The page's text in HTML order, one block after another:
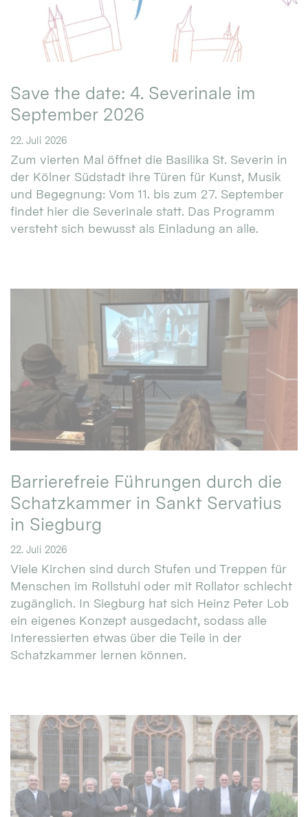
Save the date: 4. Severinale im
September 2026
22. Juli 2026
Zum vierten Mal öffnet die Basilika St. Severin in
der Kölner Südstadt ihre Türen für Kunst, Musik
und Begegnung: Vom 11. bis zum 27. September
findet hier die Severinale statt. Das Programm
versteht sich bewusst als Einladung an alle.
Barrierefreie Führungen durch die
Schatzkammer in Sankt Servatius
in Siegburg
22. Juli 2026
Viele Kirchen sind durch Stufen und Treppen für
Menschen im Rollstuhl oder mit Rollator schlecht
zugänglich. In Siegburg hat sich Heinz Peter Lob
ein eigenes Konzept ausgedacht, sodass alle
Interessierten etwas über die Teile in der
Schatzkammer lernen können.